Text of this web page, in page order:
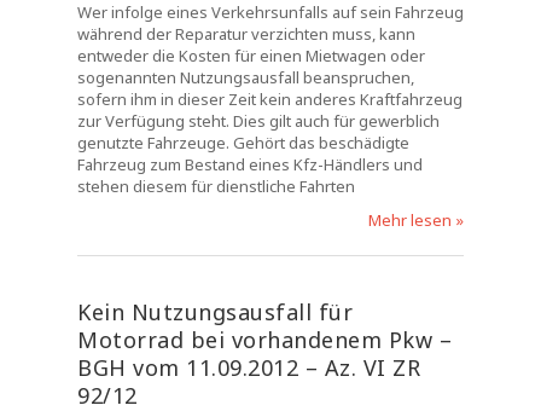
Wer infolge eines Verkehrsunfalls auf sein Fahrzeug
während der Reparatur verzichten muss, kann
entweder die Kosten für einen Mietwagen oder
sogenannten Nutzungsausfall beanspruchen,
sofern ihm in dieser Zeit kein anderes Kraftfahrzeug
zur Verfügung steht. Dies gilt auch für gewerblich
genutzte Fahrzeuge. Gehört das beschädigte
Fahrzeug zum Bestand eines Kfz-Händlers und
stehen diesem für dienstliche Fahrten
Mehr lesen »
Kein Nutzungsausfall für
Motorrad bei vorhandenem Pkw –
BGH vom 11.09.2012 – Az. VI ZR
92/12